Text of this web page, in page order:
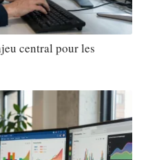
central pour les